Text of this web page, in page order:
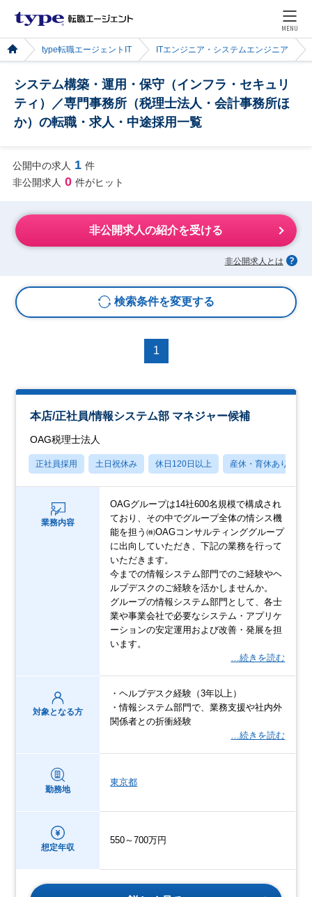
MENU
type転職エージェントIT ITエンジニア・システムエンジニア
システム構築・運用・保守（インフラ・セキュリ
ティ）／専門事務所（税理士法人・会計事務所ほ
か）の転職・求人・中途採用一覧
公開中の求人 1 件
非公開求人 0 件がヒット
非公開求人の紹介を受ける
非公開求人とは
検索条件を変更する
1
本店/正社員/情報システム部 マネジャー候補
OAG税理士法人
正社員採用 土日祝休み 休日120日以上 産休・育休あり
業務内容
OAGグループは14社600名規模で構成され
ており、その中でグループ全体の情シス機
能を担う㈱OAGコンサルティンググループ
に出向していただき、下記の業務を行って
いただきます。
今までの情報システム部門でのご経験やヘ
ルプデスクのご経験を活かしませんか。
グループの情報システム部門として、各士
業や事業会社で必要なシステム・アプリケ
ーションの安定運用および改善・発展を担
います。
…続きを読む
対象となる方
・ヘルプデスク経験（3年以上）
・情報システム部門で、業務支援や社内外
関係者との折衝経験
…続きを読む
勤務地
東京都
想定年収
550～700万円